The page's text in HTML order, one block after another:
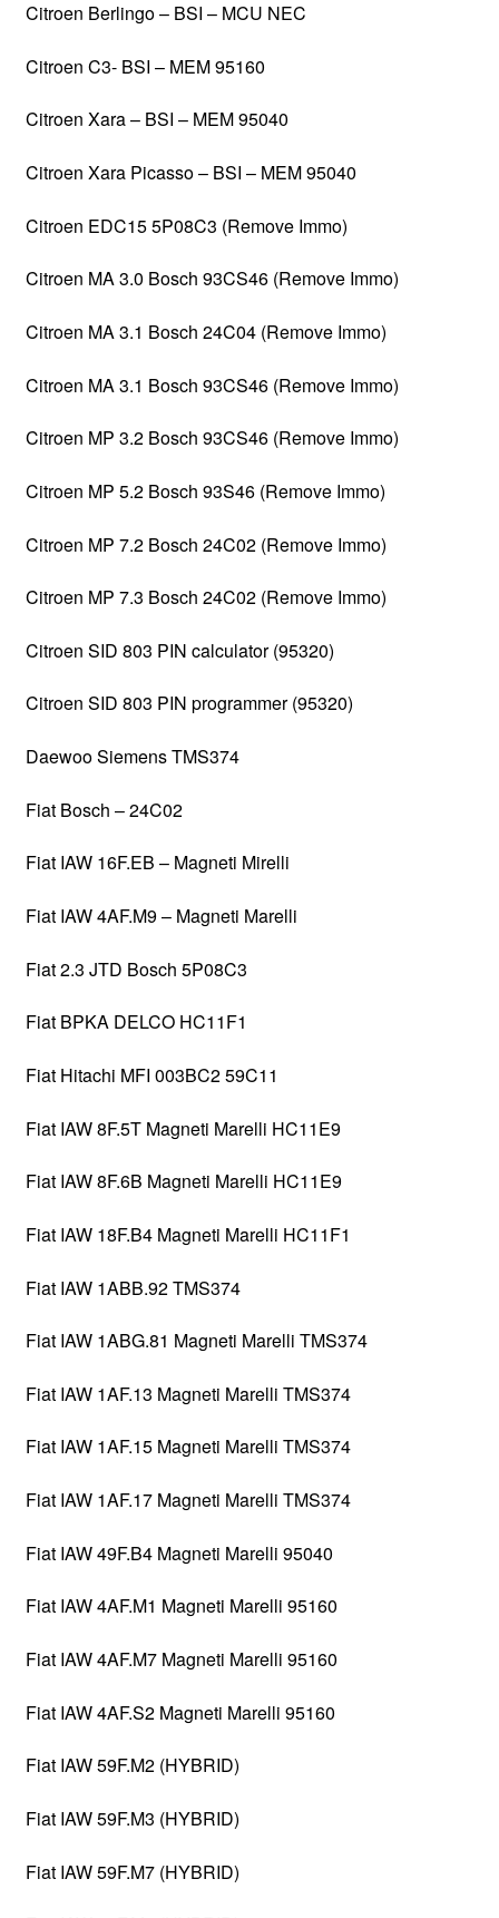
Citroen Berlingo – BSI – MCU NEC
Citroen C3- BSI – MEM 95160
Citroen Xara – BSI – MEM 95040
Citroen Xara Picasso – BSI – MEM 95040
Citroen EDC15 5P08C3 (Remove Immo)
Citroen MA 3.0 Bosch 93CS46 (Remove Immo)
Citroen MA 3.1 Bosch 24C04 (Remove Immo)
Citroen MA 3.1 Bosch 93CS46 (Remove Immo)
Citroen MP 3.2 Bosch 93CS46 (Remove Immo)
Citroen MP 5.2 Bosch 93S46 (Remove Immo)
Citroen MP 7.2 Bosch 24C02 (Remove Immo)
Citroen MP 7.3 Bosch 24C02 (Remove Immo)
Citroen SID 803 PIN calculator (95320)
Citroen SID 803 PIN programmer (95320)
Daewoo Siemens TMS374
Fiat Bosch – 24C02
Fiat IAW 16F.EB – Magneti Mirelli
Fiat IAW 4AF.M9 – Magneti Marelli
Fiat 2.3 JTD Bosch 5P08C3
Fiat BPKA DELCO HC11F1
Fiat Hitachi MFI 003BC2 59C11
Fiat IAW 8F.5T Magneti Marelli HC11E9
Fiat IAW 8F.6B Magneti Marelli HC11E9
Fiat IAW 18F.B4 Magneti Marelli HC11F1
Fiat IAW 1ABB.92 TMS374
Fiat IAW 1ABG.81 Magneti Marelli TMS374
Fiat IAW 1AF.13 Magneti Marelli TMS374
Fiat IAW 1AF.15 Magneti Marelli TMS374
Fiat IAW 1AF.17 Magneti Marelli TMS374
Fiat IAW 49F.B4 Magneti Marelli 95040
Fiat IAW 4AF.M1 Magneti Marelli 95160
Fiat IAW 4AF.M7 Magneti Marelli 95160
Fiat IAW 4AF.S2 Magneti Marelli 95160
Fiat IAW 59F.M2 (HYBRID)
Fiat IAW 59F.M3 (HYBRID)
Fiat IAW 59F.M7 (HYBRID)